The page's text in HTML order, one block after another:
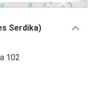
Serdika)
102